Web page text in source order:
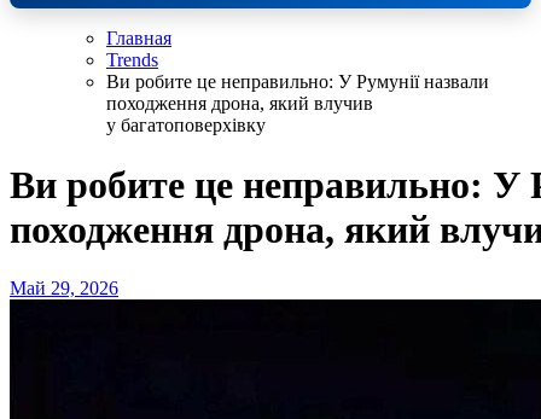
Главная
Trends
Ви робите це неправильно: У Румунії назвали
походження дрона, який влучив
у багатоповерхівку
Ви робите це неправильно: У
походження дрона, який
Май 29, 2026